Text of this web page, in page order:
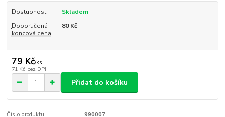
Dostupnost
Skladem
Doporučená
koncová cena
80 Kč
79 Kč/ks
71 Kč bez DPH
Přidat do košíku
Číslo produktu:
990007